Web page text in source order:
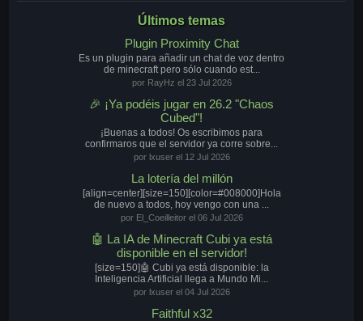
Últimos temas
Plugin Proximity Chat
Es un plugin para añadir un chat de voz dentro
de minecraft pero sólo cuando est...
por RayHz el 23 Jul 2026
🎉 ¡Ya podéis jugar en 26.2 "Chaos
Cubed"!
¡Buenas a todos! Os escribimos para
confirmaros que el servidor ya corre sobre...
por lxuser el 12 Jul 2026
La lotería del millón
[align=center][size=150][color=#008000]Hola
de nuevo a todos, hoy vengo con una ...
por El_Coeilleitor el 06 Jul 2026
🤖 La IA de Minecraft Cubi ya está
disponible en el servidor!
[size=150]🤖 Cubi ya está disponible: la
Inteligencia Artificial llega a Mundo Mi...
por lxuser el 04 Jul 2026
Faithful x32